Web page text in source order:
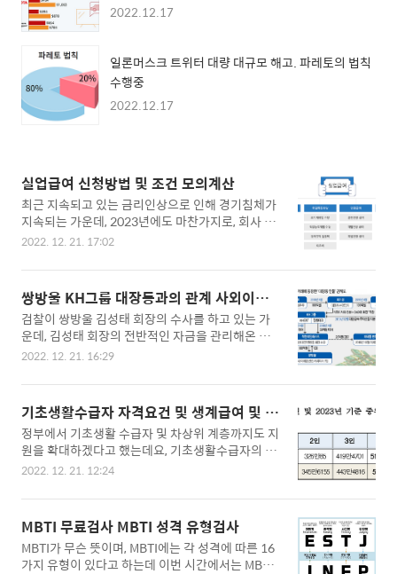
2022.12.17
일론머스크 트위터 대량 대규모 해고. 파레토의 법칙
수행중
2022.12.17
실업급여 신청방법 및 조건 모의계산
최근 지속되고 있는 금리인상으로 인해 경기침체가
지속되는 가운데, 2023년에도 마찬가지로, 회사 입
장에서는 대출금리가 높아짐에 따라, 인건비를 가장
같이 회사 경영상 해고나 권고사직을 당하는 직원이
증가하고 있는데, 실업급여에 대해 미리 아시면 좋
을 것 같아 소개해드립니다, ▣ 실업급여 실업급여
란 고용보험 가입 근로자가 실직하여 재취업 활동을
하는 기간에 소정의 급여를 지급함으로써, 실업으로
인한 생계불안을 극복하고 생활의 안정을 도와주며,
크게 구직급여와 취업촉진수당으로 나뉩니다. 실업
급여는 실업에 대한 위로금이나 고용보험료 납부의
대가로 지급되는 것이 아니며, 실업이라는 보험사고
가 발생했을 때, 취업하..
2022. 12. 21. 17:02
쌍방울 KH그룹 대장동과의 관계 사외이사
법조인
검찰이 쌍방울 김성태 회장의 수사를 하고 있는 가
운데, 김성태 회장의 전반적인 자금을 관리해온 김
모 씨를 태국 파타야에서 체포하였습니다. 검찰은
과정에서 횡령 및 배임, 자금 세탁이 의심되고 있습
니다. ▣ 쌍방울과 KH그룹의 관계 검찰은 김성태 회
장을 조사하고 있으며, 대방동과 쌍방울의 자금을
추적하고 있는데, 그 과정에서 계속 KH그룹이 엮이
고 있는 것으로 나타나고 있습니다. KH그룹은 쌍방
울그룹의 실소유주 김성태 전 회장과 밀접한 관계로
룹은 전환사채(CB)를 활용해 인수합병 자금을 충당
한 쌍방울을 그대로 답습하면서, 각종 잡음을 내고
있습니다. KH그룹은 쌍방울과도 CB를 주고받으며,
금전적으로 ..
2022. 12. 21. 16:29
기초생활수급자 자격요건 및 생계급여 및 혜
택
정부에서 기초생활 수급자 및 차상위 계층까지도 지
원을 확대하겠다고 했는데요, 기초생활수급자의 생
계급여와 받을 수 있는 혜택들을 소개하도록 하겠습
중위소득은 기존 수급자들에게는 매우 중요하기 때
문에, 2023년 확정된 대상자를 알아보도록 하겠습
니다. ▣ 기초생활수급자 기초생활수급제는 국민기
초생활보장제도라는 뜻으로 2010년도부터 시행이
되었습니다. 소득 인정액이 중위소득 40~50% 이
2022. 12. 21. 12:24
MBTI 무료검사 MBTI 성격 유형검사
MBTI가 무슨 뜻이며, MBTI에는 각 성격에 따른 16
가지 유형이 있다고 하는데 이번 시간에서는 MBTI